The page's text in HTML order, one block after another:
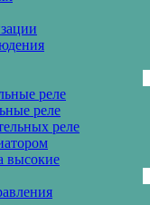
реле
реле
реле
высокие